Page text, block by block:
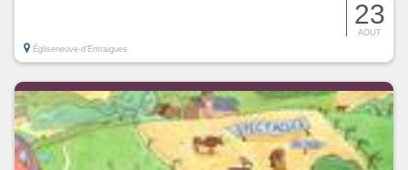
23
AOUT
Égliseneuve-d'Entraigues